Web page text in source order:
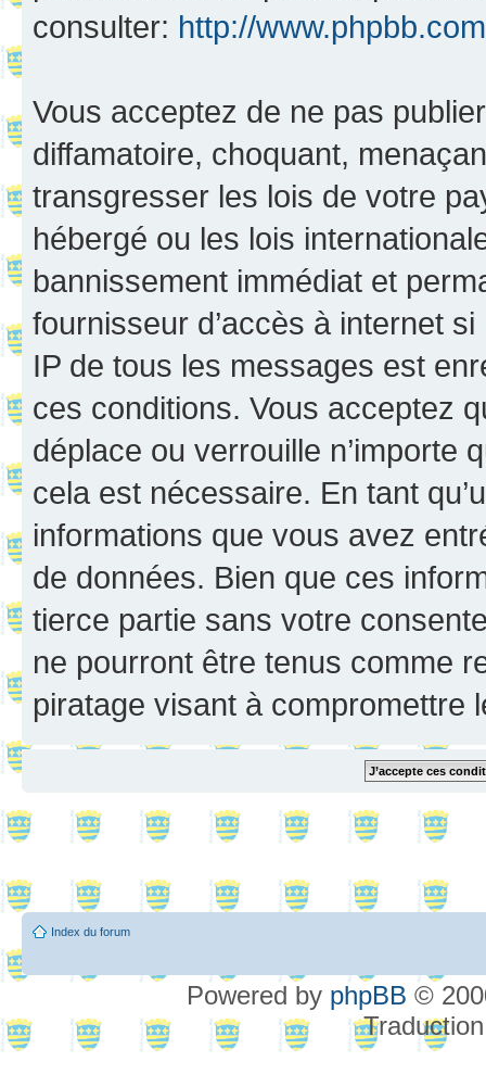
consulter: http://
Vous acceptez de ne pas
diffamatoire, choquant,
transgresser les lois de votre
hébergé ou les lois
bannissement immédiat et
fournisseur d’accès à internet
IP de tous les messages est
ces conditions. Vous acceptez
déplace ou verrouille n’importe
cela est nécessaire. En tant
informations que vous avez
de données. Bien que ces
tierce partie sans votre
ne pourront être tenus comme
piratage visant à compromettre
Index du forum
Powered by phpBB ©